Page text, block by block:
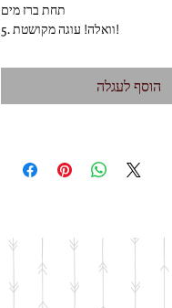
תחת ברז מים
5. וואלה! עוגה מקושטת!
הוסף לעגלה